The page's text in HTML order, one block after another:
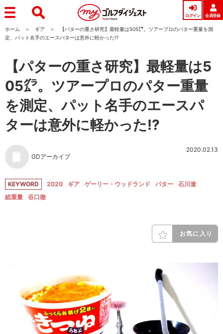
ログイン 会員登録
ホーム ギア
【パターの重さ研究】最軽量は505㌘。ツアープロのパター重量を測
定、パット名手のエースパターは意外に軽かった!?
【パターの重さ研究】最軽量は5
05㌘。ツアープロのパター重量
を測定、パット名手のエースパ
ターは意外に軽かった!?
GDアーカイブ
2020.02.13
KEYWORD 2020 ギア ゲーリー・ウッドランド パター
石川遼
総重量
谷口徹
お気に入り